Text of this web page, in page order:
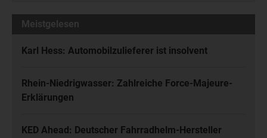
Meistgelesen
Karl Hess: Automobilzulieferer ist insolvent
Rhein-Niedrigwasser: Zahlreiche Force-Majeure-
Erklärungen
KED Ahead: Deutscher Fahrradhelm-Hersteller